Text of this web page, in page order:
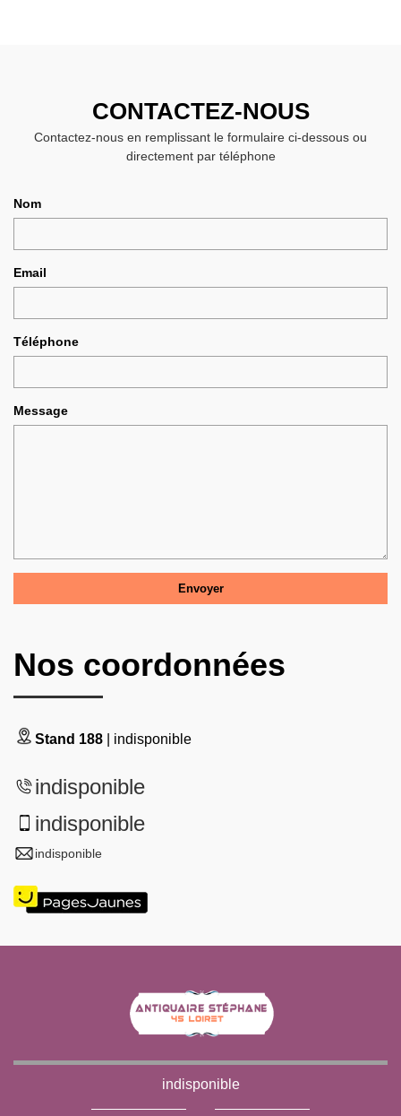
CONTACTEZ-NOUS
Contactez-nous en remplissant le formulaire ci-dessous ou
directement par téléphone
Nom
Email
Téléphone
Message
Nos coordonnées
Stand 188 | indisponible
indisponible
indisponible
indisponible
indisponible